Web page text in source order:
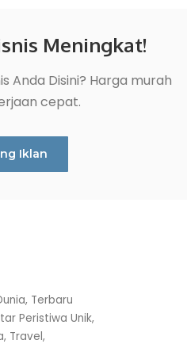
Meningkat!
Anda Disini? Harga murah
cepat.
Iklan
Terbaru
Peristiwa Unik,
Travel,